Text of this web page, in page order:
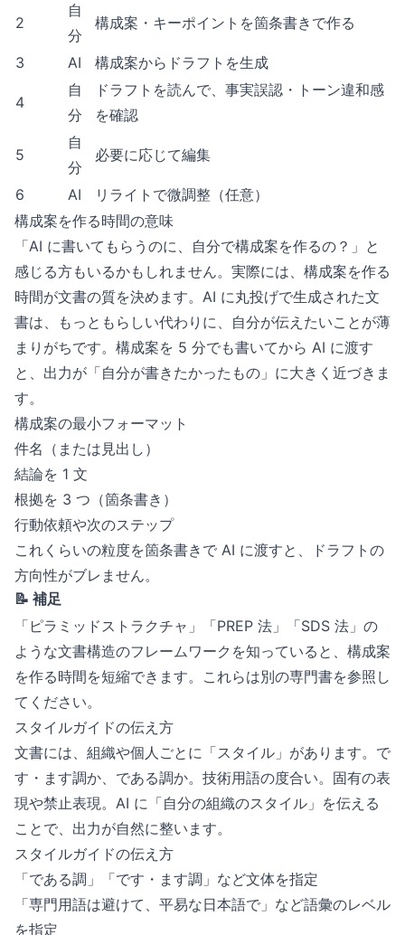
2
自
分
構成案・キーポイントを箇条書きで作る
3 AI 構成案からドラフトを生成
4
自
分
ドラフトを読んで、事実誤認・トーン違和感
を確認
5
自
分
必要に応じて編集
6 AI
リライトで微調整（任意）
構成案を作る時間の意味
「AI に書いてもらうのに、自分で構成案を作るの？」と
感じる方もいるかもしれません。実際には、構成案を作る
時間が文書の質を決めます。AI に丸投げで生成された文
書は、もっともらしい代わりに、自分が伝えたいことが薄
まりがちです。構成案を 5 分でも書いてから AI に渡す
と、出力が「自分が書きたかったもの」に大きく近づきま
す。
構成案の最小フォーマット
件名（または見出し）
結論を 1 文
根拠を 3 つ（箇条書き）
行動依頼や次のステップ
これくらいの粒度を箇条書きで AI に渡すと、ドラフトの
方向性がブレません。
📝 補足
「ピラミッドストラクチャ」「PREP 法」「SDS 法」の
ような文書構造のフレームワークを知っていると、構成案
を作る時間を短縮できます。これらは別の専門書を参照し
てください。
スタイルガイドの伝え方
文書には、組織や個人ごとに「スタイル」があります。で
す・ます調か、である調か。技術用語の度合い。固有の表
現や禁止表現。AI に「自分の組織のスタイル」を伝える
ことで、出力が自然に整います。
スタイルガイドの伝え方
「である調」「です・ます調」など文体を指定
「専門用語は避けて、平易な日本語で」など語彙のレベル
を指定